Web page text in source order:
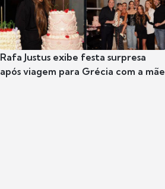
Rafa Justus exibe festa surpresa
após viagem para Grécia com a mãe